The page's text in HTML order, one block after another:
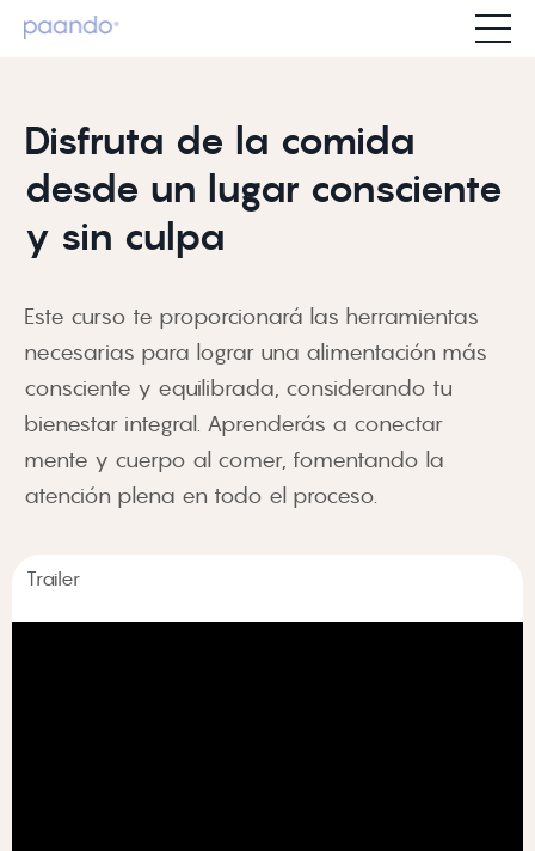
Disfruta de la comida
desde un lugar consciente
y sin culpa
Este curso te proporcionará las herramientas
necesarias para lograr una alimentación más
consciente y equilibrada, considerando tu
bienestar integral. Aprenderás a conectar
mente y cuerpo al comer, fomentando la
atención plena en todo el proceso.
Trailer